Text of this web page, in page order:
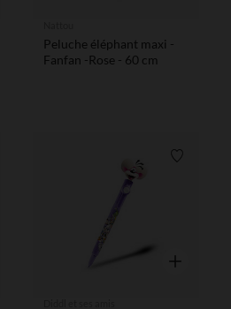
Peluche éléphant maxi -
Fanfan -Rose - 60 cm
Aperçu